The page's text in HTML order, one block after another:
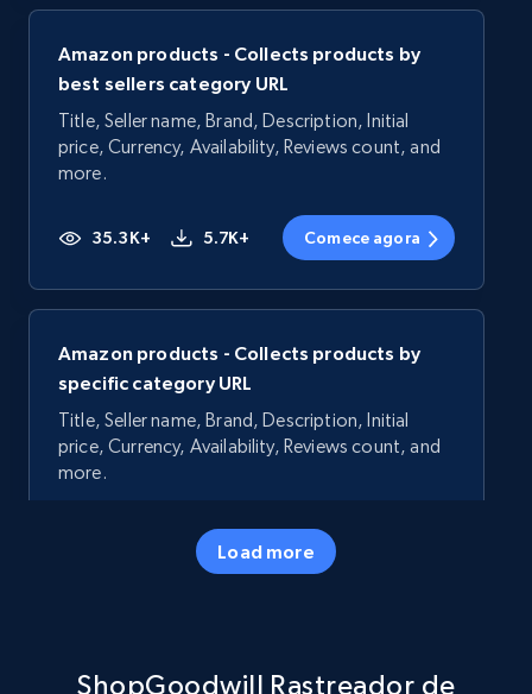
Amazon products - Collects products by
best sellers category URL
Title, Seller name, Brand, Description, Initial
price, Currency, Availability, Reviews count, and
more.
35.3K+ 5.7K+ Comece agora
Amazon products - Collects products by
specific category URL
Title, Seller name, Brand, Description, Initial
price, Currency, Availability, Reviews count, and
more.
5.7K+ Comece agora
specific keywords
Load more
ShopGoodwill Rastreador de